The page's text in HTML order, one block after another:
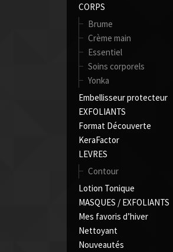
CORPS
Brume
Crème main
Essentiel
Soins corporels
Yonka
Embellisseur protecteur
EXFOLIANTS
Format Découverte
KeraFactor
LEVRES
Contour
Lotion Tonique
MASQUES / EXFOLIANTS
Mes favoris d’hiver
Nettoyant
Nouveautés